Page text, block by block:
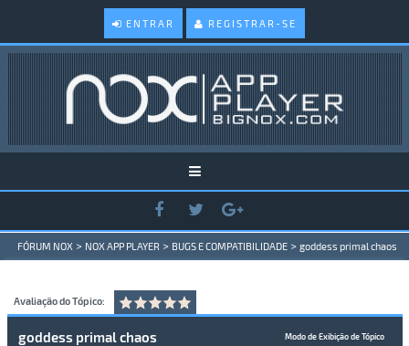
ENTRAR REGISTRAR-SE
FÓRUM NOX > NOX APP PLAYER > BUGS E COMPATIBILIDADE > goddess primal chaos
Avaliação do Tópico:
Modo de Exibição de Tópico
goddess primal chaos